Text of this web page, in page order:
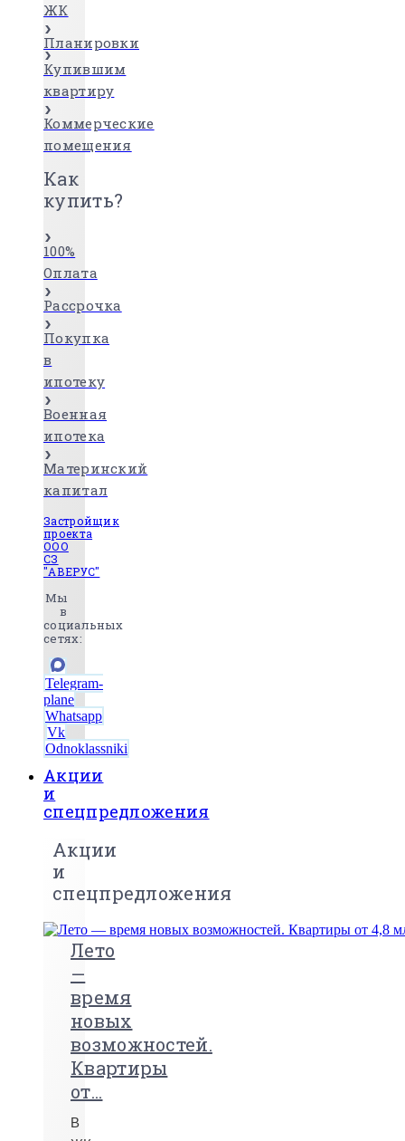
ЖК
Планировки
Купившим
квартиру
Коммерческие
помещения
Как
купить?
100%
Оплата
Рассрочка
Покупка
в
ипотеку
Военная
ипотека
Материнский
капитал
Застройщик
проекта
ООО
СЗ
"АВЕРУС"
Мы
в
социальных
сетях:
Telegram-
plane
Whatsapp
Vk
Odnoklassniki
Акции
и
спецпредложения
Акции
и
спецпредложения
Лето
—
время
новых
возможностей.
Квартиры
от...
В